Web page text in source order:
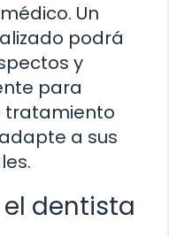
Un
podrá
y
para
tratamiento
a sus
dentista